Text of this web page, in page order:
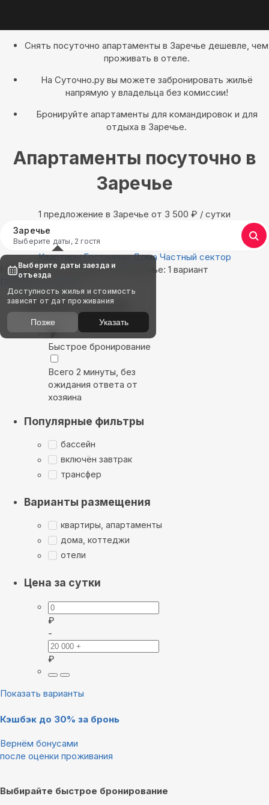
Снять посуточно апартаменты в Заречье дешевле, чем
проживать в отеле.
На Суточно.ру вы можете забронировать жильё
напрямую у владельца без комиссии!
Бронируйте апартаменты для командировок и для
отдыха в Заречье.
Апартаменты посуточно в
Заречье
1 предложение в Заречье oт 3 500 ₽ / сутки
Заречье
Выберите даты, 2 гостя
Квартиры Гостиницы Дома Частный сектор
Найдём, где остановиться в Заречье: 1 вариант
Показать на карте
Выбирайте лучшее
Быстрое бронирование
Всего 2 минуты, без
ожидания ответа от
хозяина
Популярные фильтры
бассейн
включён завтрак
трансфер
Варианты размещения
квартиры, апартаменты
дома, коттеджи
отели
Цена за сутки
₽
-
₽
Показать варианты
Кэшбэк до 30% за бронь
Вернём бонусами
после оценки проживания
Выбирайте быстрое бронирование
Выберите даты заезда и
отъезда
Доступность жилья и стоимость
зависят от дат проживания
Позже Указать